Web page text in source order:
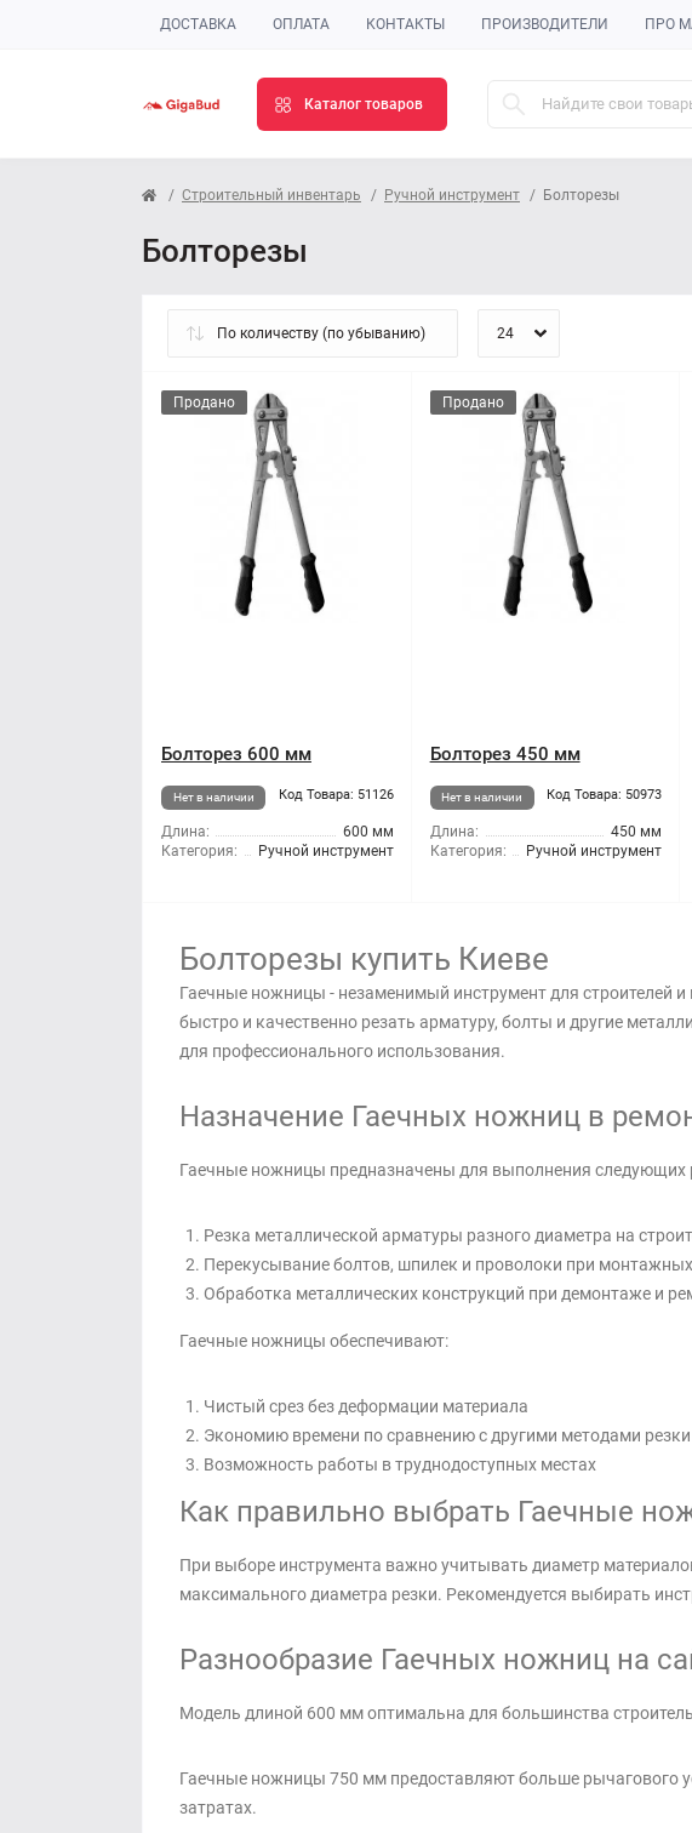
ДОСТАВКА ОПЛАТА КОНТАКТЫ ПРОИЗВОДИТЕЛИ ПРО
Каталог товаров
Строительный инвентарь Ручной инструмент Болторезы
Болторезы
Продано
Болторез 600 мм
Нет в наличии Код Товара: 51126
Длина:
600 мм
Категория:
Ручной инструмент
Продано
Болторез 450 мм
Нет в наличии Код Товара: 50973
Длина:
450 мм
Категория:
Ручной инструмент
Болторезы купить Киеве
Гаечные ножницы - незаменимый инструмент для строителей
быстро и качественно резать арматуру, болты и другие
для профессионального использования.
Назначение Гаечных ножниц в
Гаечные ножницы предназначены для выполнения следующих
Резка металлической арматуры разного диаметра на
Перекусывание болтов, шпилек и проволоки при
Обработка металлических конструкций при демонтаже и
Гаечные ножницы обеспечивают:
Чистый срез без деформации материала
Экономию времени по сравнению с другими методами резки
Возможность работы в труднодоступных местах
Как правильно выбрать Гаечные
При выборе инструмента важно учитывать диаметр
максимального диаметра резки. Рекомендуется выбирать
Разнообразие Гаечных ножниц на
Модель длиной 600 мм оптимальна для большинства
Гаечные ножницы 750 мм предоставляют больше рычагового
затратах.